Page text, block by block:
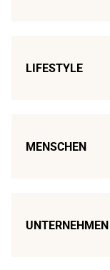
LIFESTYLE
MENSCHEN
UNTERNEHMEN